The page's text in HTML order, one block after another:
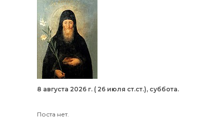
8 августа 2026 г. ( 26 июля ст.ст.), суббота.
Поста нет.